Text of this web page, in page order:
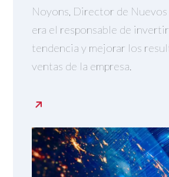
Noyons, Director de Nuevos
era el responsable de
tendencia y mejorar los
ventas de la empresa.